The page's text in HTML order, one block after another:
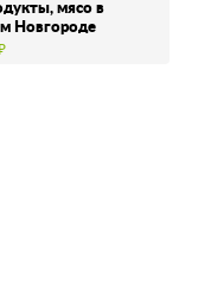
мясо в
Новгороде